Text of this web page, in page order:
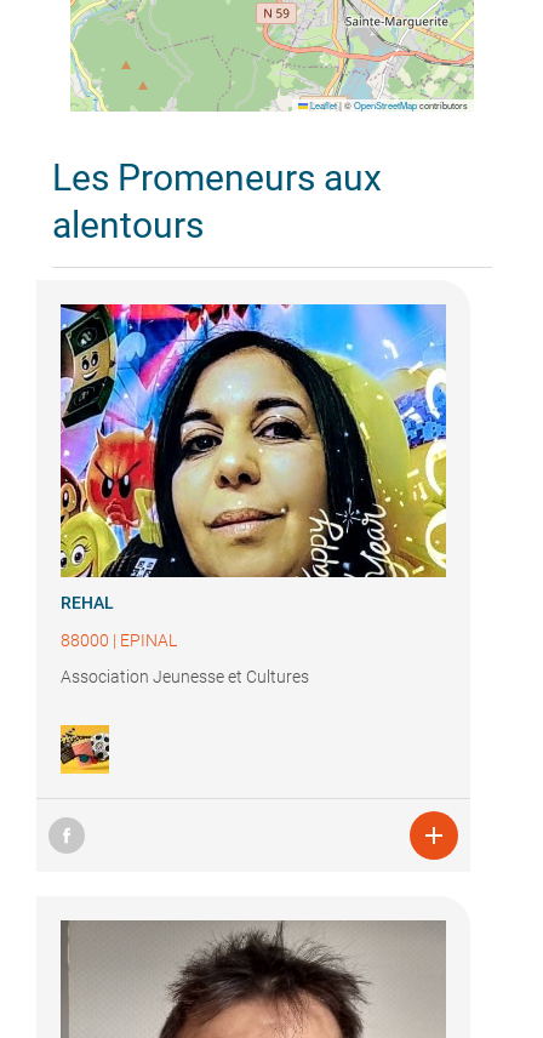
Leaflet|©OpenStreetMapcontributors
Les Promeneurs aux
alentours
REHAL
88000 | EPINAL
Association Jeunesse et Cultures
